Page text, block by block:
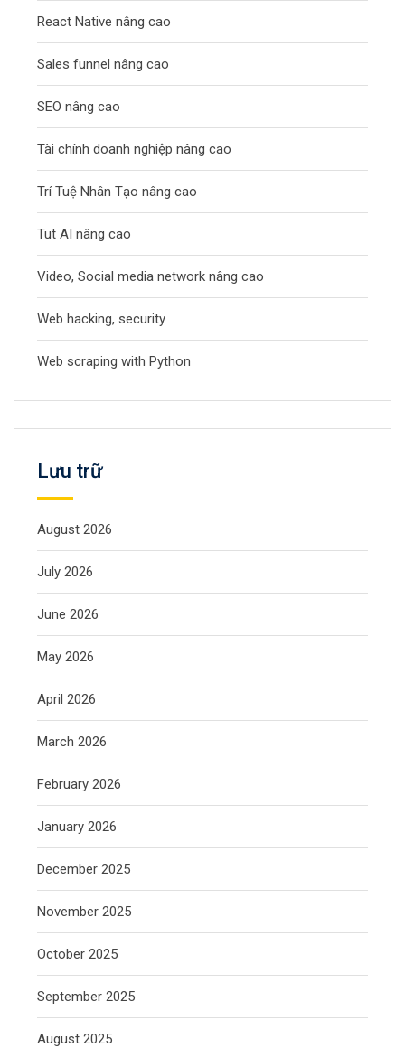
React Native nâng cao
Sales funnel nâng cao
SEO nâng cao
Tài chính doanh nghiệp nâng cao
Trí Tuệ Nhân Tạo nâng cao
Tut AI nâng cao
Video, Social media network nâng cao
Web hacking, security
Web scraping with Python
Lưu trữ
August 2026
July 2026
June 2026
May 2026
April 2026
March 2026
February 2026
January 2026
December 2025
November 2025
October 2025
September 2025
August 2025